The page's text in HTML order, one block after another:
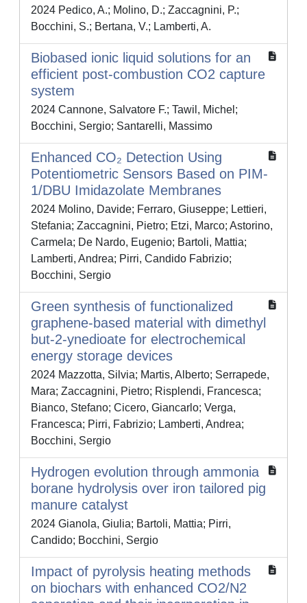
2024 Pedico, A.; Molino, D.; Zaccagnini, P.;
Bocchini, S.; Bertana, V.; Lamberti, A.
Biobased ionic liquid solutions for an
efficient post-combustion CO2 capture
system
2024 Cannone, Salvatore F.; Tawil, Michel;
Bocchini, Sergio; Santarelli, Massimo
Enhanced CO₂ Detection Using
Potentiometric Sensors Based on PIM‐
1/DBU Imidazolate Membranes
2024 Molino, Davide; Ferraro, Giuseppe; Lettieri,
Stefania; Zaccagnini, Pietro; Etzi, Marco; Astorino,
Carmela; De Nardo, Eugenio; Bartoli, Mattia;
Lamberti, Andrea; Pirri, Candido Fabrizio;
Bocchini, Sergio
Green synthesis of functionalized
graphene-based material with dimethyl
but-2-ynedioate for electrochemical
energy storage devices
2024 Mazzotta, Silvia; Martis, Alberto; Serrapede,
Mara; Zaccagnini, Pietro; Risplendi, Francesca;
Bianco, Stefano; Cicero, Giancarlo; Verga,
Francesca; Pirri, Fabrizio; Lamberti, Andrea;
Bocchini, Sergio
Hydrogen evolution through ammonia
borane hydrolysis over iron tailored pig
manure catalyst
2024 Gianola, Giulia; Bartoli, Mattia; Pirri,
Candido; Bocchini, Sergio
Impact of pyrolysis heating methods
on biochars with enhanced CO2/N2